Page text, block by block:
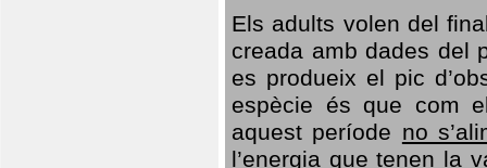
Els adults volen del
creada amb dades del
es produeix el pic
espècie és que com
aquest període no
l’energia que tenen la